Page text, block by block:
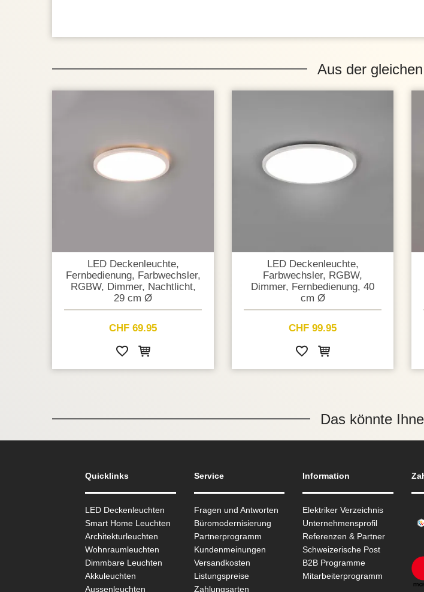
Aus der
LED Deckenleuchte,
Fernbedienung, Farbwechsler,
RGBW, Dimmer, Nachtlicht,
29 cm Ø
CHF 69.95
LED Deckenleuchte,
Farbwechsler, RGBW,
Dimmer, Fernbedienung, 40
cm Ø
CHF 99.95
Das könnte
Quicklinks
LED Deckenleuchten
Smart Home Leuchten
Architekturleuchten
Wohnraum­leuchten
Dimmbare Leuchten
Akkuleuchten
Aussen­leuchten
Service
Fragen und Antworten
Büromodernisierung
Partnerprogramm
Kundenmeinungen
Versandkosten
Listungspreise
Zahlungsarten
Information
Elektriker Verzeichnis
Unternehmensprofil
Referenzen & Partner
Schweizerische Post
B2B Programme
Mitarbeiterprogramm